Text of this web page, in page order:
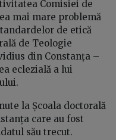
Comisiei de
mai mare problemă
de etică
de Teologie
din Constanța –
eclezială a lui
la Școala doctorală
care au fost
său trecut.